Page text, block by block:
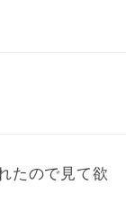
たので見て欲